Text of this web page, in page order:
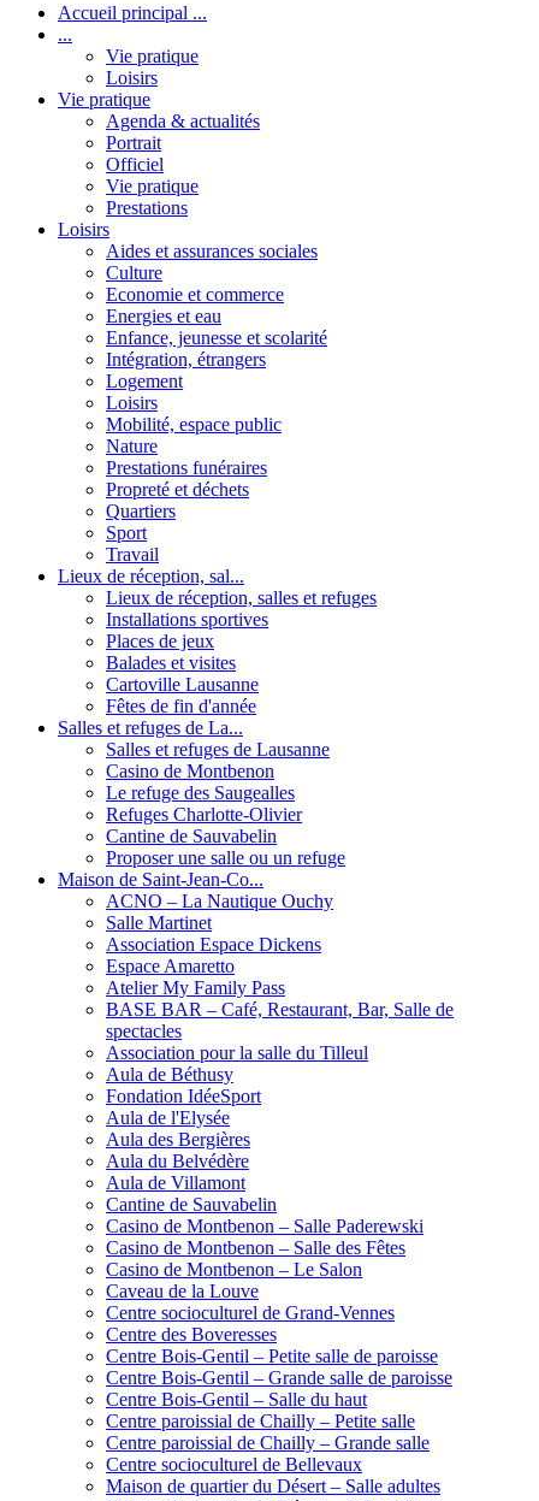
Accueil principal ...
...
Vie pratique
Loisirs
Vie pratique
Agenda & actualités
Portrait
Officiel
Vie pratique
Prestations
Loisirs
Aides et assurances sociales
Culture
Economie et commerce
Energies et eau
Enfance, jeunesse et scolarité
Intégration, étrangers
Logement
Loisirs
Mobilité, espace public
Nature
Prestations funéraires
Propreté et déchets
Quartiers
Sport
Travail
Lieux de réception, sal...
Lieux de réception, salles et refuges
Installations sportives
Places de jeux
Balades et visites
Cartoville Lausanne
Fêtes de fin d'année
Salles et refuges de La...
Salles et refuges de Lausanne
Casino de Montbenon
Le refuge des Saugealles
Refuges Charlotte-Olivier
Cantine de Sauvabelin
Proposer une salle ou un refuge
Maison de Saint-Jean-Co...
ACNO – La Nautique Ouchy
Salle Martinet
Association Espace Dickens
Espace Amaretto
Atelier My Family Pass
BASE BAR – Café, Restaurant, Bar, Salle de
spectacles
Association pour la salle du Tilleul
Aula de Béthusy
Fondation IdéeSport
Aula de l'Elysée
Aula des Bergières
Aula du Belvédère
Aula de Villamont
Cantine de Sauvabelin
Casino de Montbenon – Salle Paderewski
Casino de Montbenon – Salle des Fêtes
Casino de Montbenon – Le Salon
Caveau de la Louve
Centre socioculturel de Grand-Vennes
Centre des Boveresses
Centre Bois-Gentil – Petite salle de paroisse
Centre Bois-Gentil – Grande salle de paroisse
Centre Bois-Gentil – Salle du haut
Centre paroissial de Chailly – Petite salle
Centre paroissial de Chailly – Grande salle
Centre socioculturel de Bellevaux
Maison de quartier du Désert – Salle adultes